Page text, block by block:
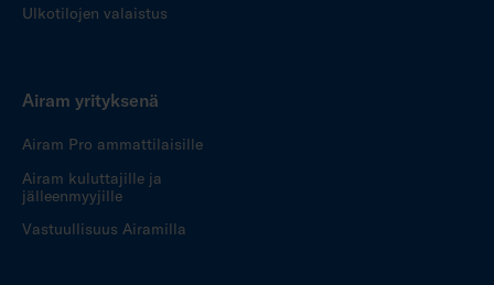
Ulkotilojen valaistus
Airam yrityksenä
Airam Pro ammattilaisille
Airam kuluttajille ja
jälleenmyyjille
Vastuullisuus Airamilla